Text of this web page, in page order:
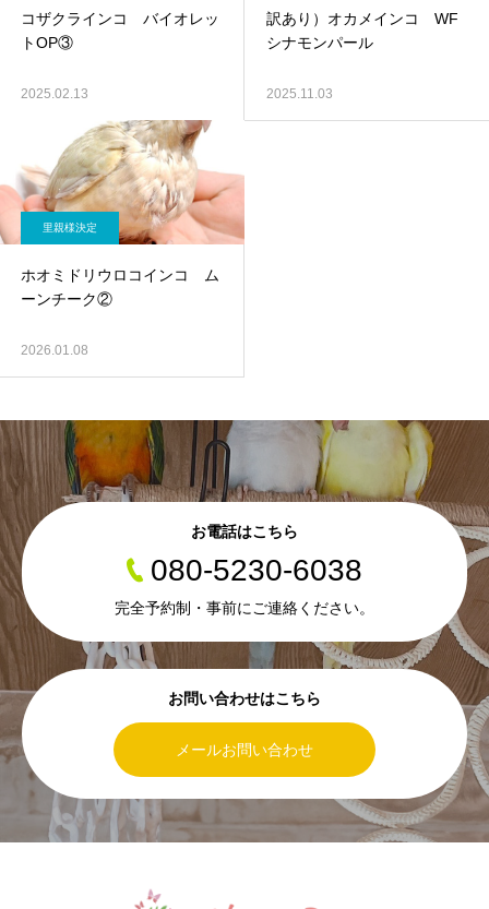
コザクラインコ バイオレッ
トOP③
2025.02.13
訳あり）オカメインコ WF
シナモンパール
2025.11.03
里親様決定
ホオミドリウロコインコ ム
ーンチーク②
2026.01.08
お問い合わせはこちら
メールお問い合わせ
お電話はこちら
080-5230-6038
完全予約制・事前にご連絡ください。